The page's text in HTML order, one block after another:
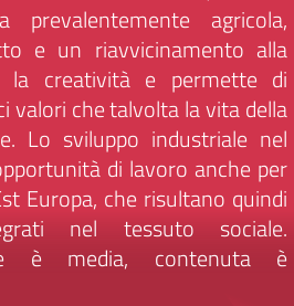
prevalentemente agricola,
e un riavvicinamento alla
la creatività e permette di
valori che talvolta la vita della
Lo sviluppo industriale nel
di lavoro anche per
Europa, che risultano quindi
nel tessuto sociale.
è media, contenuta è